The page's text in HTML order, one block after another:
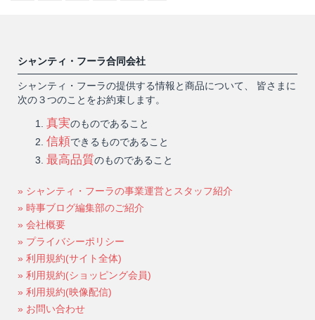
シャンティ・フーラ合同会社
シャンティ・フーラの提供する情報と商品について、 皆さまに
次の３つのことをお約束します。
真実のものであること
信頼できるものであること
最高品質のものであること
» シャンティ・フーラの事業運営とスタッフ紹介
» 時事ブログ編集部のご紹介
» 会社概要
» プライバシーポリシー
» 利用規約(サイト全体)
» 利用規約(ショッピング会員)
» 利用規約(映像配信)
» お問い合わせ